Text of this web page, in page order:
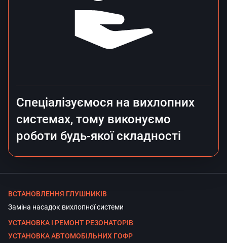
Спеціалізуємося на вихлопних
системах, тому виконуємо
роботи будь-якої складності
ВСТАНОВЛЕННЯ ГЛУШНИКІВ
Заміна насадок вихлопної системи
УСТАНОВКА І РЕМОНТ РЕЗОНАТОРІВ
УСТАНОВКА АВТОМОБІЛЬНИХ ГОФР